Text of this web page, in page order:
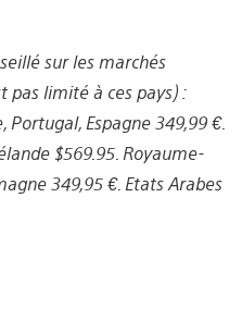
sur les marchés
pas limité à ces pays) :
Portugal, Espagne 349,99 €.
$569.95. Royaume-
349,95 €. Etats Arabes